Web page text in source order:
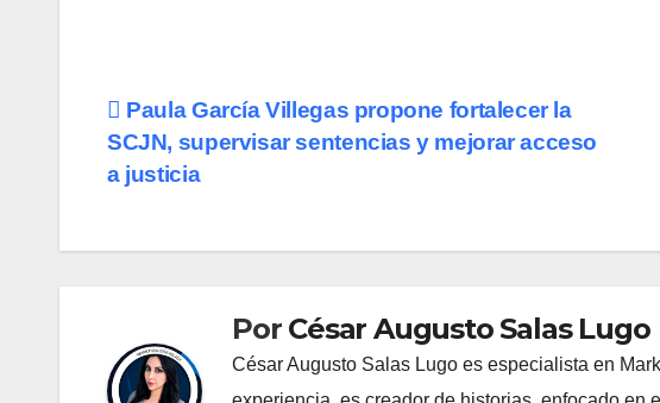
Navegación
de
Paula García Villegas propone fortalecer la
SCJN, supervisar sentencias y mejorar acceso
a justicia
Por César Augusto Salas Lugo
César Augusto Salas Lugo es especialista en